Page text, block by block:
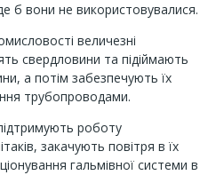
б вони не використовувалися.
величезні
свердловини та підіймають
а потім забезпечують їх
трубопроводами.
роботу
закачують повітря в їх
гальмівної системи в